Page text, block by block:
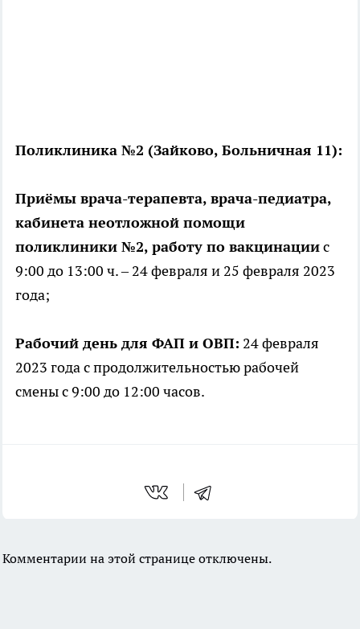
Поликлиника №2 (Зайково, Больничная 11):
Приёмы врача-терапевта, врача-педиатра,
кабинета неотложной помощи
поликлиники №2, работу по вакцинациис
9:00 до 13:00 ч. – 24 февраля и 25 февраля 2023
года;
Рабочий день для ФАП и ОВП: 24 февраля
2023 года с продолжительностью рабочей
смены с 9:00 до 12:00 часов.
Комментарии на этой странице отключены.